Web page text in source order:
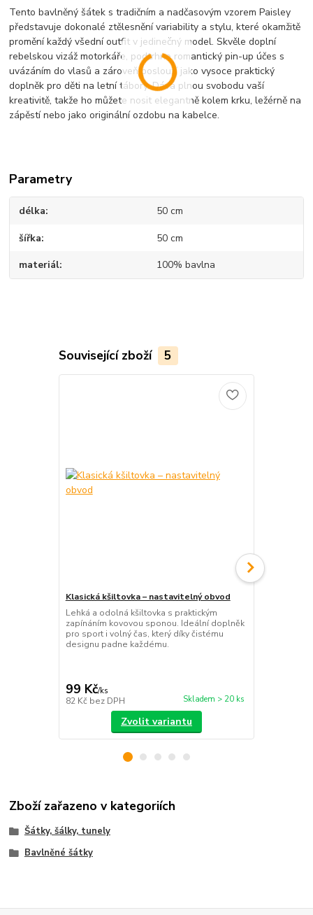
Tento bavlněný šátek s tradičním a nadčasovým vzorem Paisley
představuje dokonalé ztělesnění variability a stylu, které okamžitě
promění každý všední outfit v jedinečný model. Skvěle doplní
rebelskou vizáž motorkáře, podtrhne romantický pin-up účes s
uvázáním do vlasů a zároveň poslouží jako vysoce praktický
doplněk pro děti na letní tábory. Dává plnou svobodu vaší
kreativitě, takže ho můžete nosit elegantně kolem krku, ležérně na
zápěstí nebo jako originální ozdobu na kabelce.
Parametry
délka 50 cm
šířka 50 cm
materiál 100% bavlna
Související zboží 5
Klasická kšiltovka – nastavitelný obvod
Lehká a odolná kšiltovka s praktickým
zapínáním kovovou sponou. Ideální doplněk
pro sport i volný čas, který díky čistému
designu padne každému.
99 Kč/ks
82 Kč bez DPH Skladem > 20 ks
Zvolit variantu
Zboží zařazeno v kategoriích
Šátky, šálky, tunely
Bavlněné šátky